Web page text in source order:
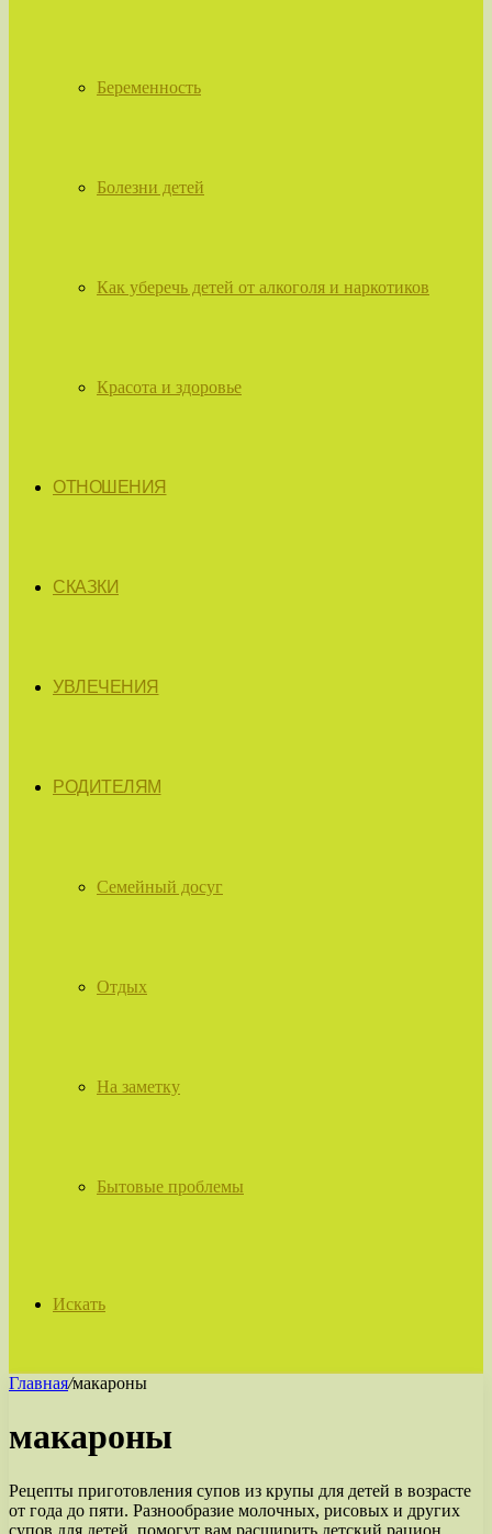
Беременность
Болезни детей
Как уберечь детей от алкоголя и наркотиков
Красота и здоровье
ОТНОШЕНИЯ
СКАЗКИ
УВЛЕЧЕНИЯ
РОДИТЕЛЯМ
Семейный досуг
Отдых
На заметку
Бытовые проблемы
Искать
Главная/макароны
макароны
Рецепты приготовления супов из крупы для детей в возрасте
от года до пяти. Разнообразие молочных, рисовых и других
супов для детей, помогут вам расширить детский рацион